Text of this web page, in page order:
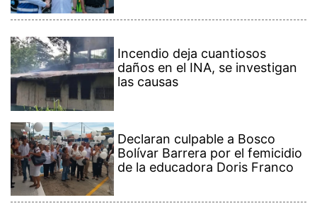
Incendio deja cuantiosos
daños en el INA, se investigan
las causas
Declaran culpable a Bosco
Bolívar Barrera por el femicidio
de la educadora Doris Franco